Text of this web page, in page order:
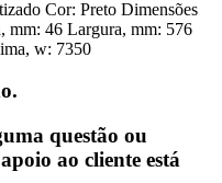
Cor: Preto Dimensões
mm: 46 Largura, mm: 576
w: 7350
questão ou
ao cliente está